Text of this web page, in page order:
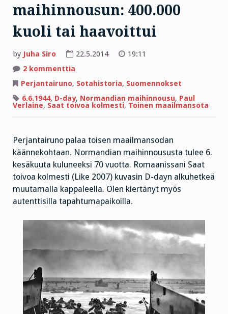
maihinnousun: 400.000
kuoli tai haavoittui
by Juha Siro 22.5.2014
19:11
2 kommenttia
laukaisi
maihinnousun:
400.000
kuoli
tai
Perjantairuno, Sotahistoria, Suomennokset
6.6.1944, D-day, Normandian maihinnousu, Paul
Verlaine, Saat toivoa kolmesti, Toinen maailmansota
Perjantairuno palaa toisen maailmansodan
käännekohtaan. Normandian maihinnoususta tulee 6.
kesäkuuta kuluneeksi 70 vuotta. Romaanissani Saat
toivoa kolmesti (Like 2007) kuvasin D-dayn alkuhetkeä
muutamalla kappaleella. Olen kiertänyt myös
autenttisilla tapahtumapaikoilla.